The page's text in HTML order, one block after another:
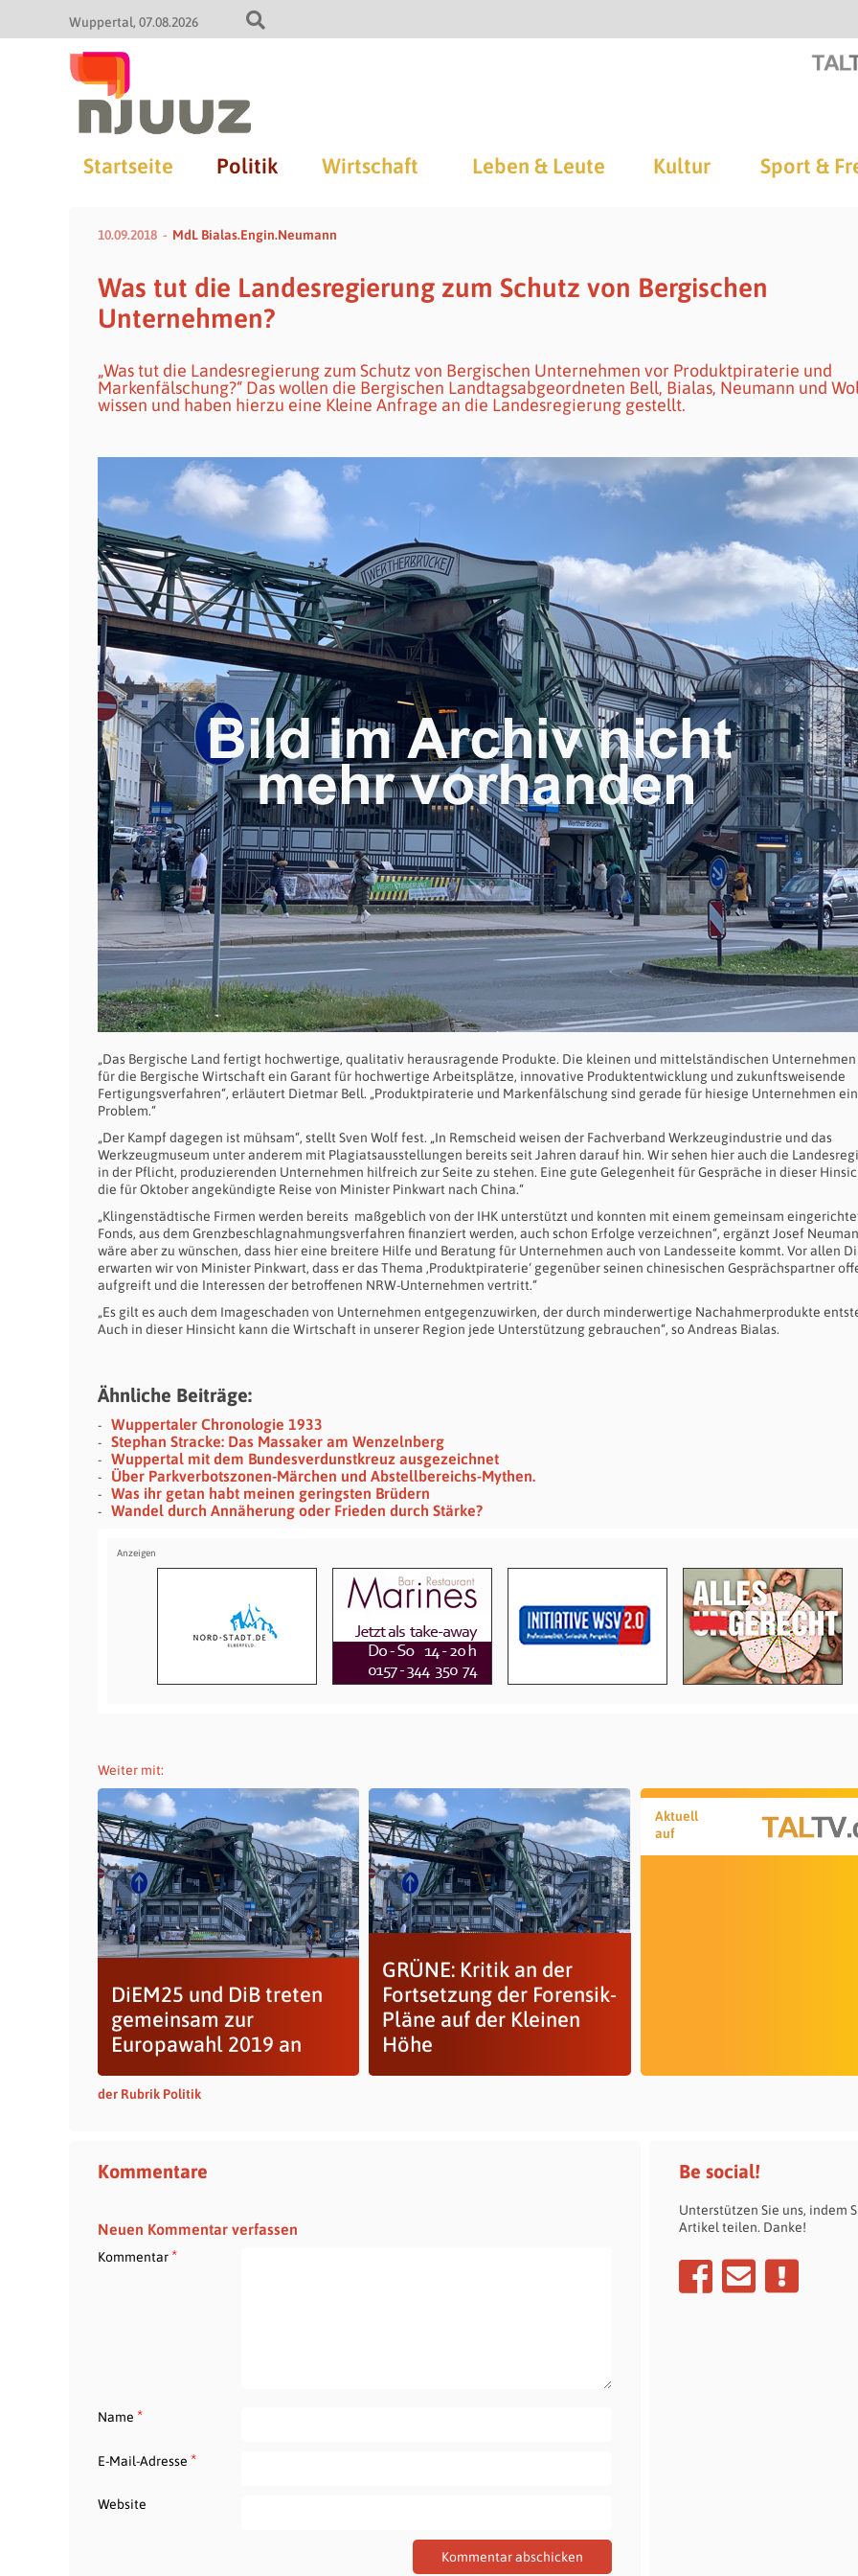
Wuppertal 07.08.2026
Startseite Politik Wirtschaft Leben & Leute Kultur Sport &
10.09.2018 MdL Bialas.Engin.Neumann
Was tut die Landesregierung zum Schutz von Bergischen
Unternehmen?
„Was tut die Landesregierung zum Schutz von Bergischen Unternehmen vor Produktpiraterie und
Markenfälschung?“ Das wollen die Bergischen Landtagsabgeordneten Bell, Bialas, Neumann und
wissen und haben hierzu eine Kleine Anfrage an die Landesregierung gestellt.
„Das Bergische Land fertigt hochwertige, qualitativ herausragende Produkte. Die kleinen und mittelständischen Unternehmen
für die Bergische Wirtschaft ein Garant für hochwertige Arbeitsplätze, innovative Produktentwicklung und zukunftsweisende
Fertigungsverfahren“, erläutert Dietmar Bell. „Produktpiraterie und Markenfälschung sind gerade für hiesige Unternehmen ein
Problem.“
„Der Kampf dagegen ist mühsam“, stellt Sven Wolf fest. „In Remscheid weisen der Fachverband Werkzeugindustrie und das
Werkzeugmuseum unter anderem mit Plagiatsausstellungen bereits seit Jahren darauf hin. Wir sehen hier auch die
in der Pflicht, produzierenden Unternehmen hilfreich zur Seite zu stehen. Eine gute Gelegenheit für Gespräche in dieser
die für Oktober angekündigte Reise von Minister Pinkwart nach China.“
„Klingenstädtische Firmen werden bereits maßgeblich von der IHK unterstützt und konnten mit einem gemeinsam
Fonds, aus dem Grenzbeschlagnahmungsverfahren finanziert werden, auch schon Erfolge verzeichnen“, ergänzt Josef
wäre aber zu wünschen, dass hier eine breitere Hilfe und Beratung für Unternehmen auch von Landesseite kommt. Vor allen
erwarten wir von Minister Pinkwart, dass er das Thema ‚Produktpiraterie‘ gegenüber seinen chinesischen Gesprächspartner
aufgreift und die Interessen der betroffenen NRW-Unternehmen vertritt.“
„Es gilt es auch dem Imageschaden von Unternehmen entgegenzuwirken, der durch minderwertige Nachahmerprodukte
Auch in dieser Hinsicht kann die Wirtschaft in unserer Region jede Unterstützung gebrauchen“, so Andreas Bialas.
Ähnliche Beiträge:
Wuppertaler Chronologie 1933
Stephan Stracke: Das Massaker am Wenzelnberg
Wuppertal mit dem Bundesverdunstkreuz ausgezeichnet
Über Parkverbotszonen-Märchen und Abstellbereichs-Mythen.
Was ihr getan habt meinen geringsten Brüdern
Wandel durch Annäherung oder Frieden durch Stärke?
Weiter mit:
DiEM25 und DiB treten
gemeinsam zur
Europawahl 2019 an
GRÜNE: Kritik an der
Fortsetzung der Forensik-
Pläne auf der Kleinen
Höhe
Aktuell
auf
der Rubrik Politik
Kommentare
Neuen Kommentar verfassen
Kommentar*
Name *
E-Mail-Adresse *
Website
Be social!
Unterstützen Sie uns, indem
Artikel teilen. Danke!